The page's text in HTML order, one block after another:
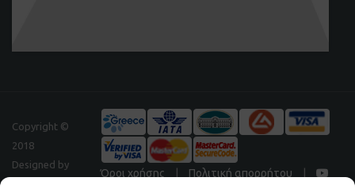
Copyright ©
2018
Designed by
Όροι χρήσης Πολιτική απορρήτου